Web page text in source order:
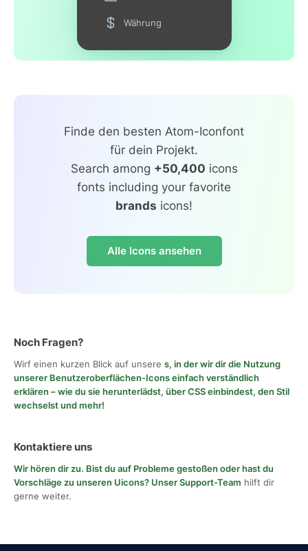
Währung
Finde den besten Atom-Iconfont
für dein Projekt.
Search among +50,400 icons
fonts including your favorite
brands icons!
Alle Icons ansehen
Noch Fragen?
Wirf einen kurzen Blick auf unsere s, in der wir dir die Nutzung
unserer Benutzeroberflächen-Icons einfach verständlich
erklären – wie du sie herunterlädst, über CSS einbindest, den Stil
wechselst und mehr!
Kontaktiere uns
Wir hören dir zu. Bist du auf Probleme gestoßen oder hast du
Vorschläge zu unseren Uicons? Unser Support-Team hilft dir
gerne weiter.